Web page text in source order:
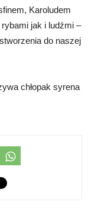
Karoludem
jak i ludźmi –
do naszej
chłopak syrena